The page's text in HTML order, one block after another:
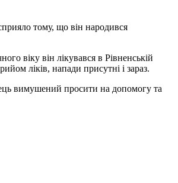
тому, що він народився
віку він лікувався в Рівненській
ліків, напади присутні і зараз.
вимушений просити на допомогу та